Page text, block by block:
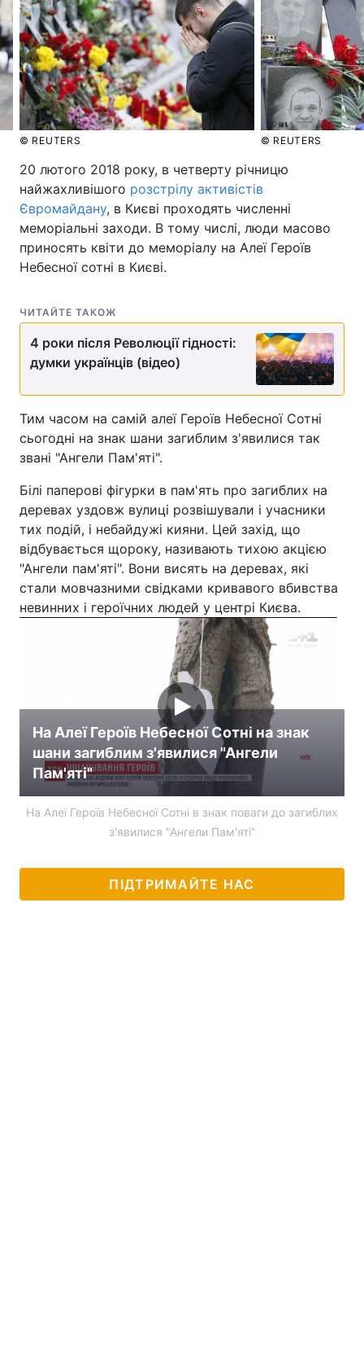
Техно і зв'язок Лайт
Зброя Інциденти
Здоров'я Туризм
Цікавинки Погода
Лонгріди
Відео з Youtube Статті
Інтерв'ю
Архів
Контакти
Тема оформлення
© REUTERS © REUTERS
20 лютого 2018 року, в четверту річницю
найжахливішого розстрілу активістів
Євромайдану, в Києві проходять численні
меморіальні заходи. В тому числі, люди масово
приносять квіти до меморіалу на Алеї Героїв
Небесної сотні в Києві.
ЧИТАЙТЕ ТАКОЖ
4 роки після Революції гідності:
думки українців (відео)
Тим часом на самій алеї Героїв Небесної Сотні
сьогодні на знак шани загиблим з'явилися так
звані "Ангели Пам'яті".
Білі паперові фігурки в пам'ять про загиблих на
деревах уздовж вулиці розвішували і учасники
тих подій, і небайдужі кияни. Цей захід, що
відбувається щороку, називають тихою акцією
"Ангели пам'яті". Вони висять на деревах, які
стали мовчазними свідками кривавого вбивства
невинних і героїчних людей у центрі Києва.
На Алеї Героїв Небесної Сотні на знак
шани загиблим з'явилися "Ангели
Пам'яті"
На Алеї Героїв Небесної Сотні в знак поваги до загиблих
з'явилися "Ангели Пам'яті"
ПІДТРИМАЙТЕ НАС